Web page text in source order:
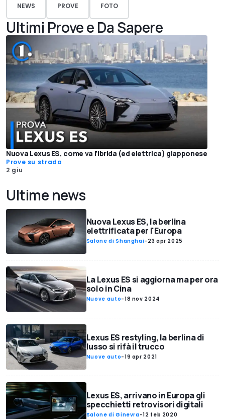
NEWS PROVE FOTO
Ultimi Prove e Da Sapere
Nuova Lexus ES, come va l'ibrida (ed elettrica) giapponese
Prove su strada
2 giu
Ultime news
Nuova Lexus ES, la berlina
elettrificata per l'Europa
Salone di Shanghai- 23 apr 2025
La Lexus ES si aggiorna ma per ora
solo in Cina
Nuove auto-18 nov 2024
Lexus ES restyling, la berlina di
lusso si rifà il trucco
Nuove auto-19 apr 2021
Lexus ES, arrivano in Europa gli
specchietti retrovisori digitali
Salone di Ginevra-12 feb 2020